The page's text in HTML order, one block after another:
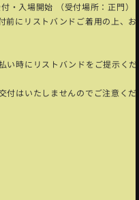
・入場開始 （受付場所：正門）
前にリストバンドご着用の上、お
い時にリストバンドをご提示くだ
付はいたしませんのでご注意くだ